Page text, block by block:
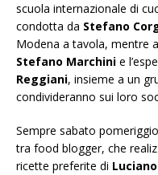
scuola internazionale di
condotta da Stefano
Modena a tavola, mentre
Stefano Marchini e
Reggiani, insieme a un
condivideranno sui loro
Sempre sabato
tra food blogger, che
ricette preferite di